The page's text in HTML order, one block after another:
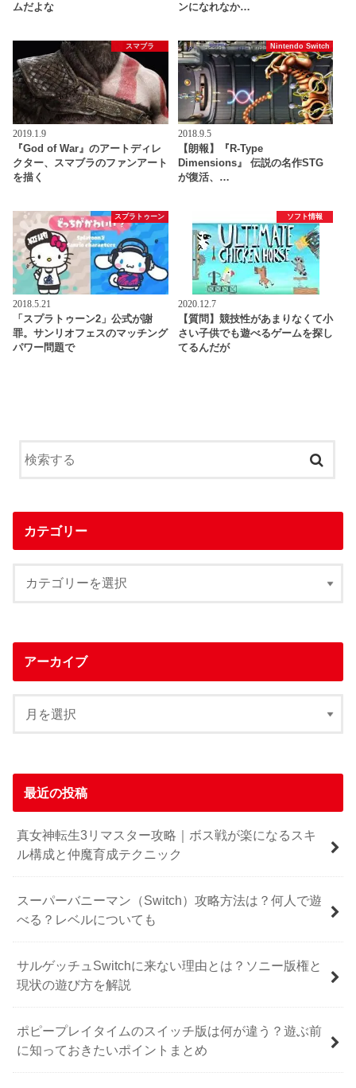
ムだよな
ンになれなか…
スマブラ
2019.1.9
『God of War』のアートディレ
クター、スマブラのファンアート
を描く
Nintendo Switch
2018.9.5
【朗報】『R-Type
Dimensions』 伝説の名作STG
が復活、…
スプラトゥーン
2018.5.21
「スプラトゥーン2」公式が謝
罪。サンリオフェスのマッチング
パワー問題で
ソフト情報
2020.12.7
【質問】競技性があまりなくて小
さい子供でも遊べるゲームを探し
てるんだが
カテゴリー
アーカイブ
最近の投稿
真女神転生3リマスター攻略｜ボス戦が楽になるスキ
ル構成と仲魔育成テクニック
スーパーバニーマン（Switch）攻略方法は？何人で遊
べる？レベルについても
サルゲッチュSwitchに来ない理由とは？ソニー版権と
現状の遊び方を解説
ポピープレイタイムのスイッチ版は何が違う？遊ぶ前
に知っておきたいポイントまとめ